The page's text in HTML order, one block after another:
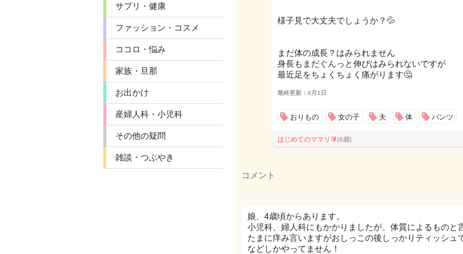
サプリ・健康
ファッション・コスメ
ココロ・悩み
家族・旦那
お出かけ
産婦人科・小児科
その他の疑問
雑談・つぶやき
様子見で大丈夫でしょうか？💦
まだ体の成長？はみられません
身長もまだぐんっと伸びはみられないですが
最近足をちょくちょく痛がります🤔
最終更新：4月1日
おりもの 女の子 夫 体 パンツ
はじめてのママリ🔰(6歳)
コメント
娘、4歳頃からあります。
小児科、婦人科にもかかりましたが、体質によるものと
たまに痒み言いますがおしっこの後しっかりティッシュ
などしかやってません！